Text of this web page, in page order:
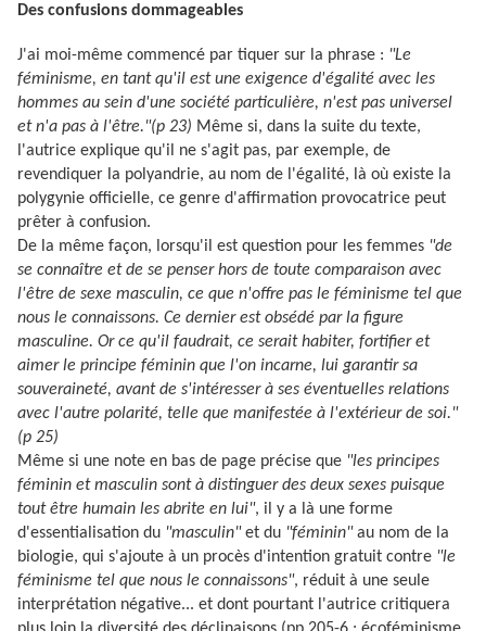
Des confusions dommageables
J'ai moi-même commencé par tiquer sur la phrase : "Le
féminisme, en tant qu'il est une exigence d'égalité avec les
hommes au sein d'une société particulière, n'est pas universel
et n'a pas à l'être."(p 23) Même si, dans la suite du texte,
l'autrice explique qu'il ne s'agit pas, par exemple, de
revendiquer la polyandrie, au nom de l'égalité, là où existe la
polygynie officielle, ce genre d'affirmation provocatrice peut
prêter à confusion.
De la même façon, lorsqu'il est question pour les femmes "de
se connaître et de se penser hors de toute comparaison avec
l'être de sexe masculin, ce que n'offre pas le féminisme tel que
nous le connaissons. Ce dernier est obsédé par la figure
masculine. Or ce qu'il faudrait, ce serait habiter, fortifier et
aimer le principe féminin que l'on incarne, lui garantir sa
souveraineté, avant de s'intéresser à ses éventuelles relations
avec l'autre polarité, telle que manifestée à l'extérieur de soi."
(p 25)
Même si une note en bas de page précise que "les principes
féminin et masculin sont à distinguer des deux sexes puisque
tout être humain les abrite en lui", il y a là une forme
d'essentialisation du "masculin" et du "féminin" au nom de la
biologie, qui s'ajoute à un procès d'intention gratuit contre "le
féminisme tel que nous le connaissons", réduit à une seule
interprétation négative... et dont pourtant l'autrice critiquera